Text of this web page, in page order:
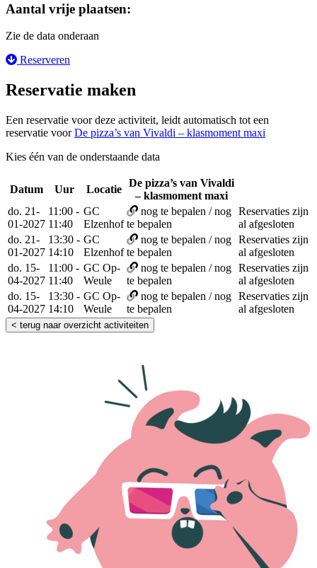
Aantal vrije plaatsen:
Zie de data onderaan
Reserveren
Reservatie maken
Een reservatie voor deze activiteit, leidt automatisch tot een
reservatie voorDe pizza’s van Vivaldi – klasmoment maxi
Kies één van de onderstaande data
Datum Uur Locatie
De pizza’s van Vivaldi
– klasmoment maxi
do. 21-
01-2027
11:00 -
11:40
GC
Elzenhof
nog te bepalen / nog
te bepalen
Reservaties zijn
al afgesloten
do. 21-
01-2027
13:30 -
14:10
GC
Elzenhof
nog te bepalen / nog
te bepalen
Reservaties zijn
al afgesloten
do. 15-
04-2027
11:00 -
11:40
GC Op-
Weule
nog te bepalen / nog
te bepalen
Reservaties zijn
al afgesloten
do. 15-
04-2027
13:30 -
14:10
GC Op-
Weule
nog te bepalen / nog
te bepalen
Reservaties zijn
al afgesloten
< terug naar overzicht activiteiten